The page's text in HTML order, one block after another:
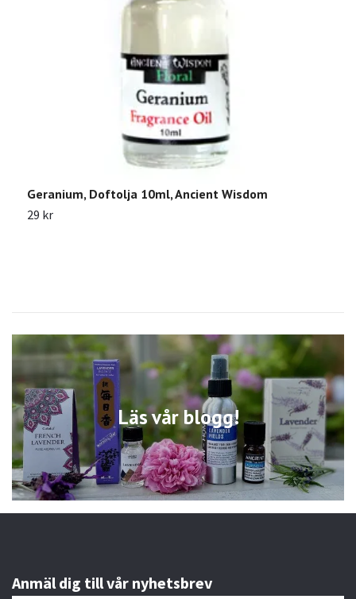
Läs vår blogg!
Geranium, Doftolja 10ml, Ancient Wisdom
29 kr
Anmäl dig till vår nyhetsbrev